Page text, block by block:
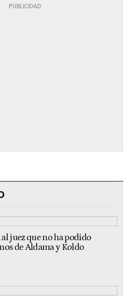
juez que no ha podido
de Aldama y Koldo